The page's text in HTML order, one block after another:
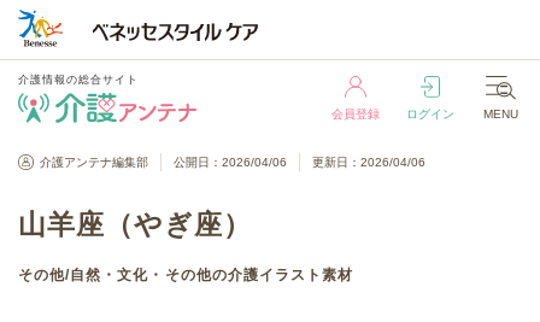
介護情報の総合サイト
会員登録 ログイン MENU
介護情報の総合サイト
介護アンテナ編集部 公開日：2026/04/06 更新日：2026/04/06
山羊座（やぎ座）
その他/自然・文化・その他の介護イラスト素材